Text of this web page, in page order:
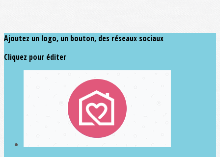
Ajoutez un logo, un bouton, des réseaux sociaux
Cliquez pour éditer